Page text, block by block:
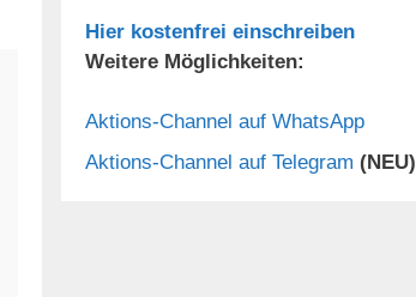
Hier kostenfrei einschreiben
Weitere Möglichkeiten:
Aktions-Channel auf WhatsApp
Aktions-Channel auf Telegram (NEU)